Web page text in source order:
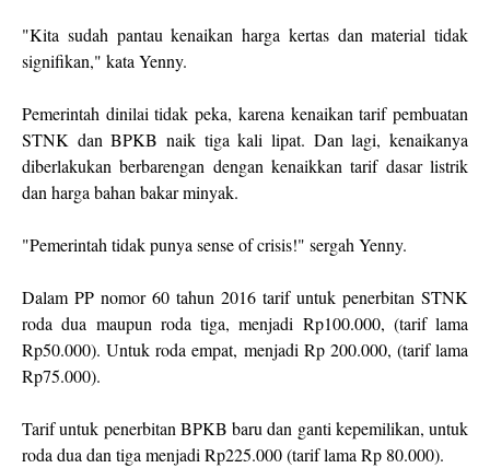
"Kita sudah pantau kenaikan harga kertas dan material tidak
signifikan," kata Yenny.
Pemerintah dinilai tidak peka, karena kenaikan tarif pembuatan
STNK dan BPKB naik tiga kali lipat. Dan lagi, kenaikanya
diberlakukan berbarengan dengan kenaikkan tarif dasar listrik
dan harga bahan bakar minyak.
"Pemerintah tidak punya sense of crisis!" sergah Yenny.
Dalam PP nomor 60 tahun 2016 tarif untuk penerbitan STNK
roda dua maupun roda tiga, menjadi Rp100.000, (tarif lama
Rp50.000). Untuk roda empat, menjadi Rp 200.000, (tarif lama
Rp75.000).
Tarif untuk penerbitan BPKB baru dan ganti kepemilikan, untuk
roda dua dan tiga menjadi Rp225.000 (tarif lama Rp 80.000).